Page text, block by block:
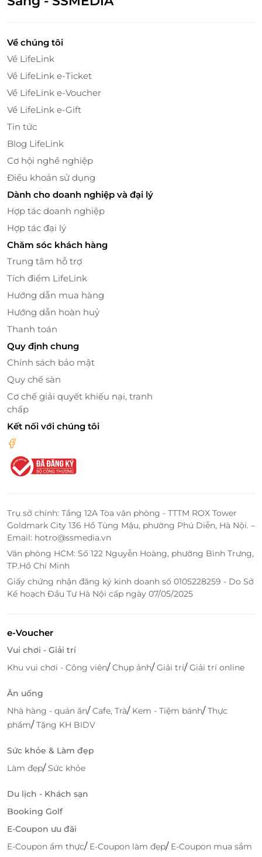
Chuỗi tiện ích chuẩn 4 sao cho kỳ nghỉ trọn
vẹn
Victory Hotel Vũng Tàu không chỉ đem đến chỗ ở
sang trọng mà còn là thiên đường tiện ích:
Bể bơi vô cực hướng biển
trong làn nước trong xanh, ngắm toàn cảnh đại
dương.
Ẩm thực Á – Âu – Việt và Nhà hàng Thủy cung
độc đáo– mang đến trải nghiệm ẩm thực tinh
tế, đa dạng khẩu vị.
và tái tạo năng lượng.
Câu lạc bộ trẻ em
sắc màu cho bé.
Lễ tân 24/24, dịch vụ đưa đón, Wi-Fi miễn phí
toàn khu
đa.
Về chúng tôi
Về LifeLink
Về LifeLink e-Ticket
Về LifeLink e-Voucher
Về LifeLink e-Gift
Tin tức
Blog LifeLink
Cơ hội nghề nghiệp
Điều khoản sử dụng
Dành cho doanh nghiệp và đại lý
Hợp tác doanh nghiệp
Hợp tác đại lý
Chăm sóc khách hàng
Trung tâm hỗ trợ
Tích điểm LifeLink
Hướng dẫn mua hàng
Hướng dẫn hoàn huỷ
Thanh toán
Quy định chung
Chính sách bảo mật
Quy chế sàn
Cơ chế giải quyết khiếu nại, tranh
chấp
Kết nối với chúng tôi
Trụ sở chính: Tầng 12A Tòa văn phòng - TTTM ROX Tower
Goldmark City 136 Hồ Tùng Mậu, phường Phú Diễn, Hà Nội. –
Email: hotro@ssmedia.vn
Văn phòng HCM: Số 122 Nguyễn Hoàng, phường Bình Trưng,
TP.Hồ Chí Minh
Giấy chứng nhận đăng ký kinh doanh số 0105228259 - Do Sở
Kế hoạch Đầu Tư Hà Nội cấp ngày 07/05/2025
e-Voucher
Vui chơi - Giải trí
Khu vui chơi - Công viên/Chụp ảnh/Giải trí/Giải trí online
Ăn uống
Nhà hàng - quán ăn/Cafe, Trà/ Kem - Tiệm bánh/Thực
phẩm/Tặng KH BIDV
Sức khỏe & Làm đẹp
Làm đẹp/Sức khỏe
Du lịch - Khách sạn
Booking Golf
E-Coupon ưu đãi
E-Coupon ẩm thực/ E-Coupon làm đẹp/ E-Coupon mua sắm